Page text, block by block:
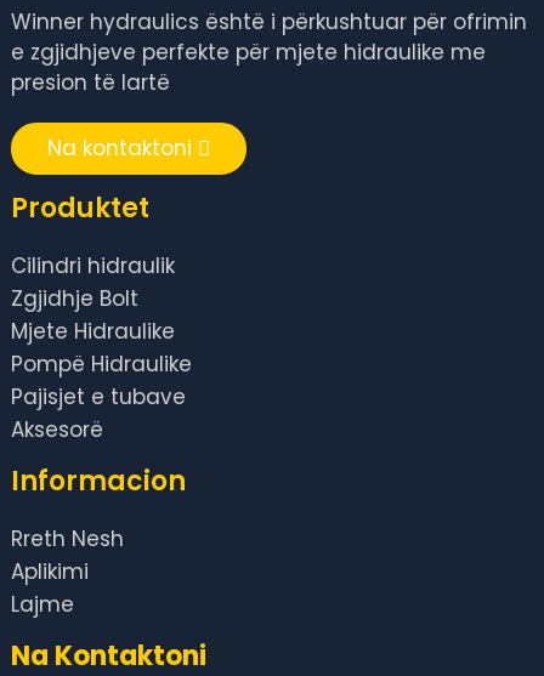
Winner hydraulics është i përkushtuar për ofrimin
e zgjidhjeve perfekte për mjete hidraulike me
presion të lartë
Na kontaktoni
Produktet
Cilindri hidraulik
Zgjidhje Bolt
Mjete Hidraulike
Pompë Hidraulike
Pajisjet e tubave
Aksesorë
Informacion
Rreth Nesh
Aplikimi
Lajme
Na Kontaktoni